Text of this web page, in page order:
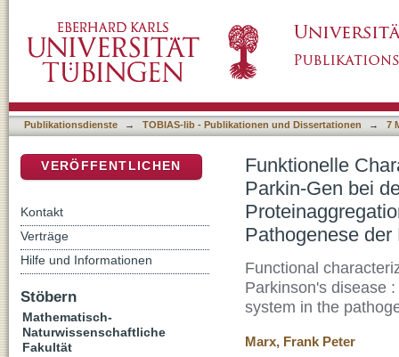
Krankheit : Bedeutung von
Pathogenese der Parkinson-Krankheit
Publikationsdienste → TOBIAS-lib - Publikationen und Dissertationen → 7
Funktionelle
Parkin-Gen bei
Pathogenese
Functional
Parkinson's disease
system in the
Marx, Frank Peter
VERÖFFENTLICHEN
Kontakt
Verträge
Hilfe und Informationen
Stöbern
Mathematisch-
Naturwissenschaftliche
Fakultät